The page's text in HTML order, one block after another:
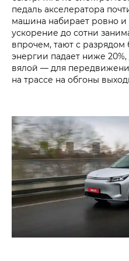
педаль акселератора
машина набирает ровно и
ускорение до сотни
впрочем, тают с разрядом
энергии падает ниже
вялой — для
на трассе на обгоны